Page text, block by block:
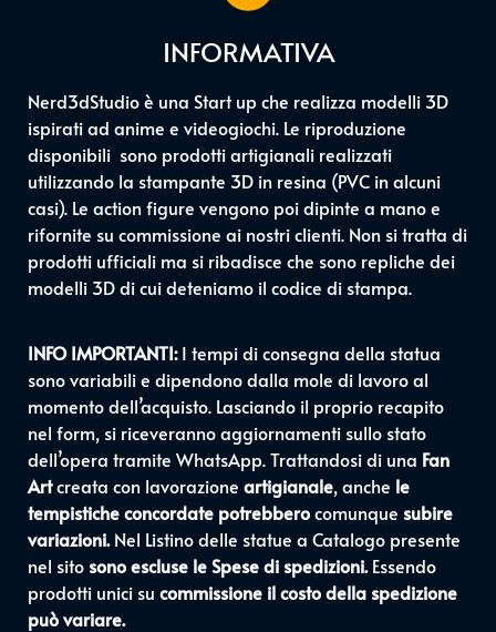
INFORMATIVA
Nerd3dStudio è una Start up che realizza modelli 3D
ispirati ad anime e videogiochi. Le riproduzione
disponibili sono prodotti artigianali realizzati
utilizzando la stampante 3D in resina (PVC in alcuni
casi). Le action figure vengono poi dipinte a mano e
rifornite su commissione ai nostri clienti. Non si tratta di
prodotti ufficiali ma si ribadisce che sono repliche dei
modelli 3D di cui deteniamo il codice di stampa.
INFO IMPORTANTI:I tempi di consegna della statua
sono variabili e dipendono dalla mole di lavoro al
momento dell’acquisto. Lasciando il proprio recapito
nel form, si riceveranno aggiornamenti sullo stato
dell’opera tramite WhatsApp. Trattandosi di una Fan
Artcreata con lavorazione artigianale, anche le
tempistiche concordate potrebberocomunque subire
variazioni.Nel Listino delle statue a Catalogo presente
nel sito sono escluse le Spese di spedizioni.Essendo
prodotti unici su commissione il costo della spedizione
può variare.